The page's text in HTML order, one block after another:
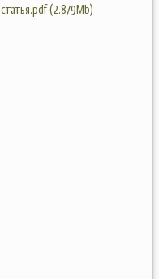
статья.pdf (2.879Mb)